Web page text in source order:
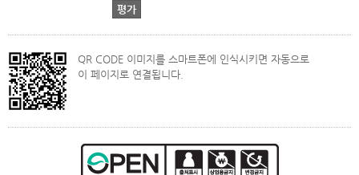
QR CODE 이미지를 스마트폰에 인식시키면 자동으로
이 페이지로 연결됩니다.